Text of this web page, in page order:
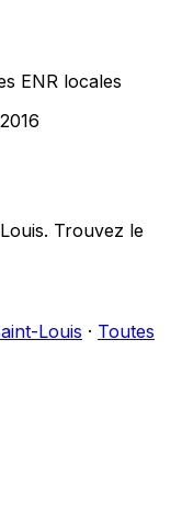
ENR locales
2016
. Trouvez le
Louis · Toutes